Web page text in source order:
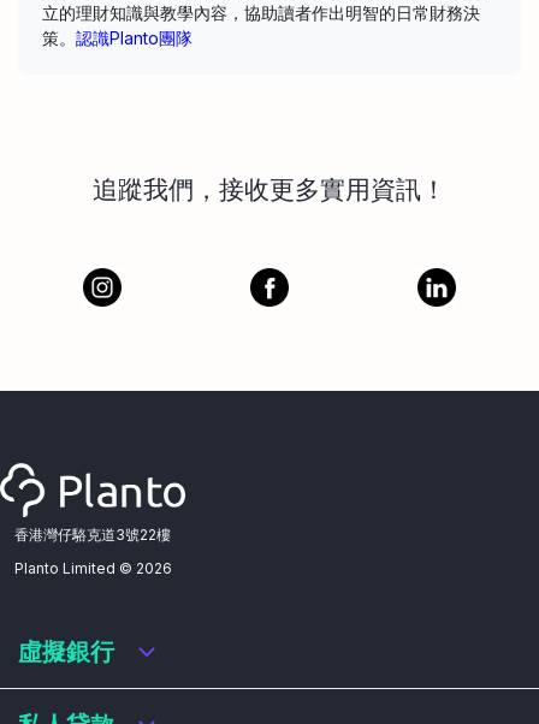
立的理財知識與教學內容，協助讀者作出明智的日常財務決
策。 認識Planto團隊
追蹤我們，接收更多實用資訊！
香港灣仔駱克道3號22樓
Planto Limited © 2026
虛擬銀行
虛擬銀行迎新優惠